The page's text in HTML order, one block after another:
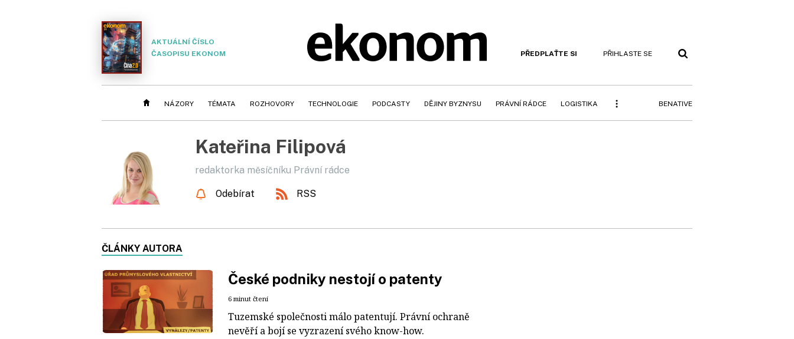
AKTUÁLNÍ ČÍSLO
ČASOPISU EKONOM
PŘEDPLAŤTE SI PŘIHLASTE SE
NÁZORY TÉMATA ROZHOVORY TECHNOLOGIE PODCASTY DĚJINY BYZNYSU PRÁVNÍ RÁDCE LOGISTIKA BENATIVE
Kateřina Filipová
redaktorka měsíčníku Právní rádce
Odebírat RSS
ČLÁNKY AUTORA
České podniky nestojí o patenty
6 minut čtení
Tuzemské společnosti málo patentují. Právní ochraně
nevěří a bojí se vyzrazení svého know-how.